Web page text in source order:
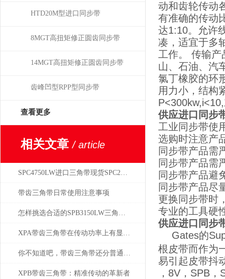
HTD20M型进口同步带
8MGT高扭矩修正圆齿同步带
14MGT高扭矩修正圆齿同步带
齿峰凹型RPP型同步带
查看更多
相关文章/ article
SPC4750LW进口三角带现货SPC2500LW
带齿三角带日常使用注意事项
怎样挑选合适的SPB3150LW三角带型号？
XPA带齿三角带在传动功率上有显著的升级
你不知道吧，带齿三角带还分普通与特种
XPB带齿三角带：精准传动的革新者
动和齿轮传动
有准确的传动
达1:10。允许
凑，适宜于多
工作。 传输
山、石油、汽
氯丁橡胶的环
用力小，结构
供应进口同步
工业同步带使
选购时注意产
同步带产品需
同步带产品需
同步带产品避
同步带产品尽
更换同步带时
专业的工具硬
供应进口同步
Gates的
根皮带而作为
易引起皮带抖
，8V，SPB